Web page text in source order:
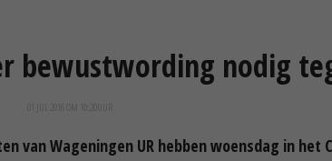
bewustwording nodig
01 JUL 2016 OM 10:20
van Wageningen UR hebben woensdag in